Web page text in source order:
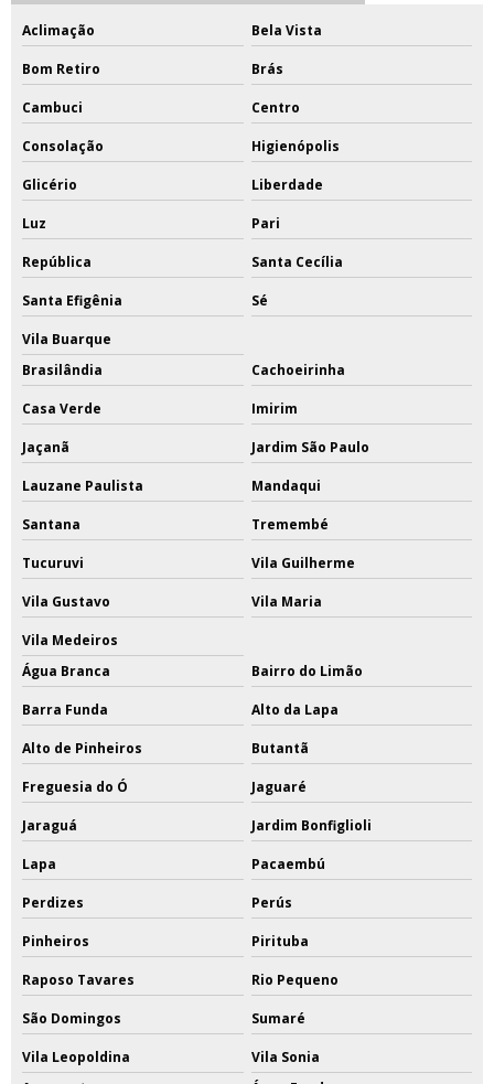
Aclimação Bela Vista
Bom Retiro Brás
Cambuci Centro
Consolação Higienópolis
Glicério Liberdade
Luz Pari
República Santa Cecília
Santa Efigênia Sé
Vila Buarque
Brasilândia
Cachoeirinha
Casa Verde Imirim
Jaçanã Jardim São Paulo
Lauzane Paulista Mandaqui
Santana Tremembé
Tucuruvi Vila Guilherme
Vila Gustavo Vila Maria
Vila Medeiros
Água Branca
Bairro do Limão
Barra Funda Alto da Lapa
Alto de Pinheiros Butantã
Freguesia do Ó Jaguaré
Jaraguá Jardim Bonfiglioli
Lapa Pacaembú
Perdizes Perús
Pinheiros Pirituba
Raposo Tavares Rio Pequeno
São Domingos Sumaré
Vila Leopoldina
Vila Sonia